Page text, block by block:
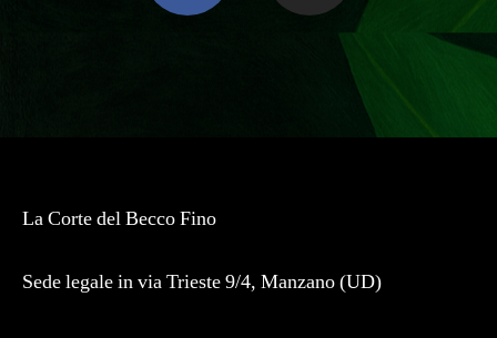
La Corte del Becco Fino
Sede legale in via Trieste 9/4, Manzano (UD)